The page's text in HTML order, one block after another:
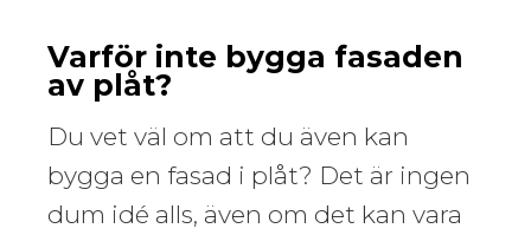
Varför inte bygga fasaden
av plåt?
Du vet väl om att du även kan
bygga en fasad i plåt? Det är ingen
dum idé alls, även om det kan vara